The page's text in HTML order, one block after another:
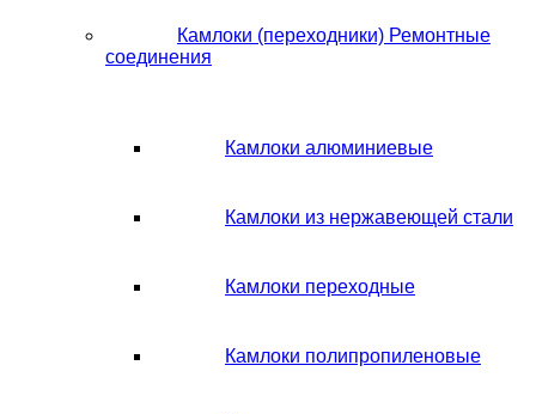
Камлоки (переходники) Ремонтные
соединения
Камлоки алюминиевые
Камлоки из нержавеющей стали
Камлоки переходные
Камлоки полипропиленовые